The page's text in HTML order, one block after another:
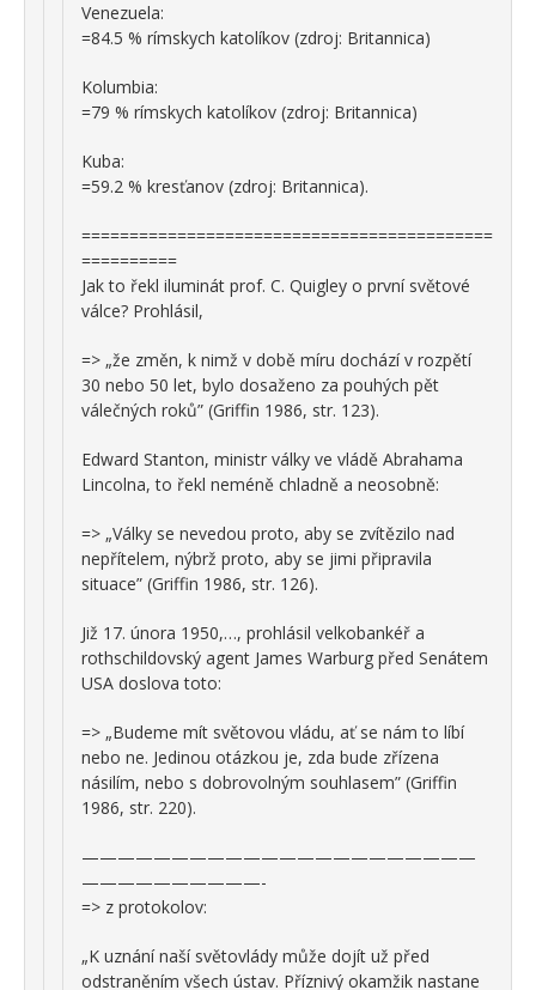
Venezuela:
=84.5 % rímskych katolíkov (zdroj: Britannica)
Kolumbia:
=79 % rímskych katolíkov (zdroj: Britannica)
Kuba:
=59.2 % kresťanov (zdroj: Britannica).
===========================================
==========
Jak to řekl iluminát prof. C. Quigley o první světové
válce? Prohlásil,
=> „že změn, k nimž v době míru dochází v rozpětí
30 nebo 50 let, bylo dosaženo za pouhých pět
válečných roků” (Griffin 1986, str. 123).
Edward Stanton, ministr války ve vládě Abrahama
Lincolna, to řekl neméně chladně a neosobně:
=> „Války se nevedou proto, aby se zvítězilo nad
nepřítelem, nýbrž proto, aby se jimi připravila
situace” (Griffin 1986, str. 126).
Již 17. února 1950,…, prohlásil velkobankéř a
rothschildovský agent James Warburg před Senátem
USA doslova toto:
=> „Budeme mít světovou vládu, ať se nám to líbí
nebo ne. Jedinou otázkou je, zda bude zřízena
násilím, nebo s dobrovolným souhlasem” (Griffin
1986, str. 220).
——————————————————————
——————————-
=> z protokolov:
„K uznání naší světovlády může dojít už před
odstraněním všech ústav. Příznivý okamžik nastane